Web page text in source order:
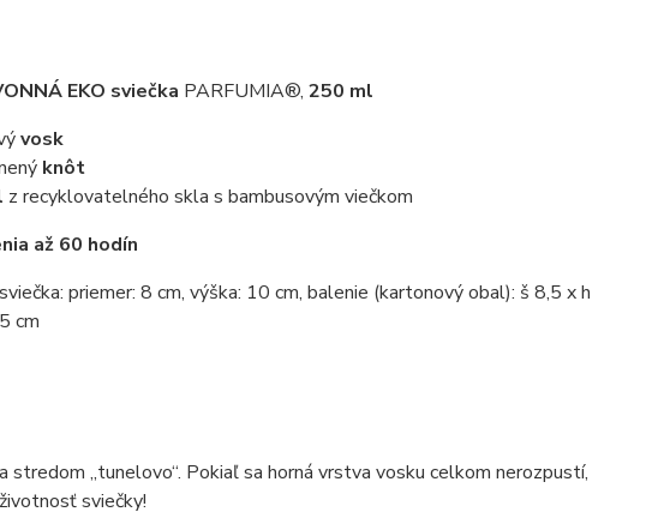
EKO sviečka PARFUMIA®, 250 ml
vosk
knôt
z recyklovatelného skla s bambusovým viečkom
až 60 hodín
priemer: 8 cm, výška: 10 cm, balenie (kartonový obal): š 8,5 x h
cm
stredom „tunelovo“. Pokiaľ sa horná vrstva vosku celkom nerozpustí,
sviečky!